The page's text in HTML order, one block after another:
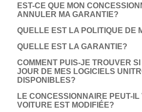
EST-CE QUE MON
ANNULER MA GARANTIE?
QUELLE EST LA POLITIQUE DE
QUELLE EST LA GARANTIE?
COMMENT PUIS-JE TROUVER
JOUR DE MES LOGICIELS
DISPONIBLES?
LE CONCESSIONNAIRE PEUT-IL
VOITURE EST MODIFIÉE?